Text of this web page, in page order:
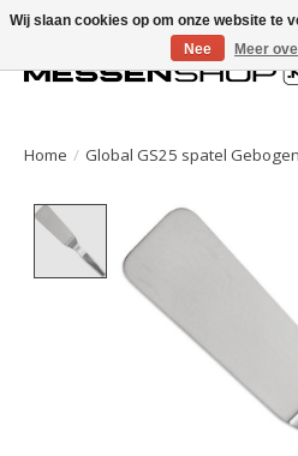
Home / Global GS25 spatel
Product image
Wij slaan cookies op om onze website te
Nee
Meer